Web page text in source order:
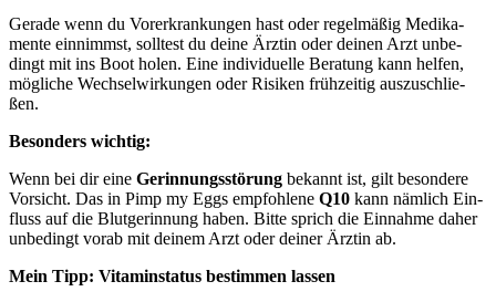
Gera­de wenn du Vor­er­kran­kun­gen hast oder regel­mä­ßig Medi­ka­
men­te ein­nimmst, soll­test du dei­ne Ärz­tin oder dei­nen Arzt unbe­
dingt mit ins Boot holen. Eine indi­vi­du­el­le Bera­tung kann hel­fen,
mög­li­che Wech­sel­wir­kun­gen oder Risi­ken früh­zei­tig aus­zu­schlie­
ßen.
Beson­ders wich­tig:
Wenn bei dir eine Gerin­nungs­stö­rung bekannt ist, gilt beson­de­re
Vor­sicht. Das in Pimp my Eggs emp­foh­le­ne Q10 kann näm­lich Ein­
fluss auf die Blut­ge­rin­nung haben. Bit­te sprich die Ein­nah­me daher
unbe­dingt vor­ab mit dei­nem Arzt oder dei­ner Ärz­tin ab.
Mein Tipp: Vit­amin­sta­tus bestim­men las­sen